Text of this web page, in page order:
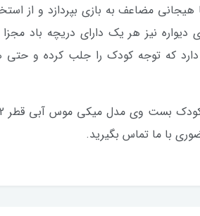
هیجانی مضاعف به بازی بپردازد و از
نیز هر یک دارای دریچه باد
که توجه کودک را جلب کرده و
میکی موس آبی قطر 122 با مراجعه به فروشگاه تخصصی لوازم بادی
با ما تماس بگیرید.